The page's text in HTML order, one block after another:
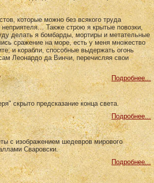
которые можно без всякого труда
Также строю я крытые повозки,
делать я бомбарды, мортиры и метательные
сражение на море, есть у меня множество
и корабли, способные выдержать огонь
Леонардо да Винчи, перечисляя свои
Подробнее...
скрыто предсказание конца света.
Подробнее...
с изображением шедевров мирового
Сваровски.
Подробнее...